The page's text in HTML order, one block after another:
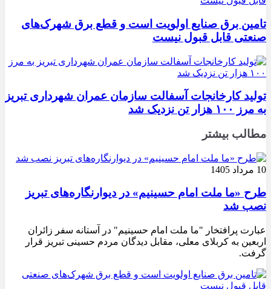
تامین برق صنایع اولویت است و قطع برق شهرک‌های
صنعتی قابل قبول نیست
تولید کارخانجات آسفالت سازمان عمران شهرداری تبریز
به مرز ۱۰۰ هزار تن نزدیک شد
مطالب بیشتر
10 مرداد 1405
طرح «ما ملت امام حسینیم» در دیوارنگاره‌های تبریز
نصب شد
عبارت پرافتخار "ما ملت امام حسینیم" در آستانه سفر زائران
اربعین به کربلای معلی، مقابل دیدگان مردم حسینی تبریز قرار
گرفت.